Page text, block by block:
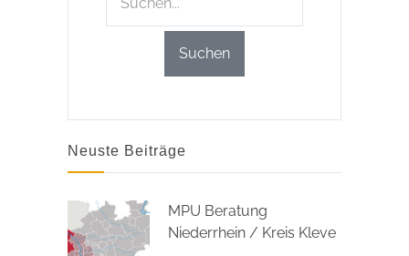
Neuste Beiträge
MPU Beratung
Niederrhein / Kreis Kleve